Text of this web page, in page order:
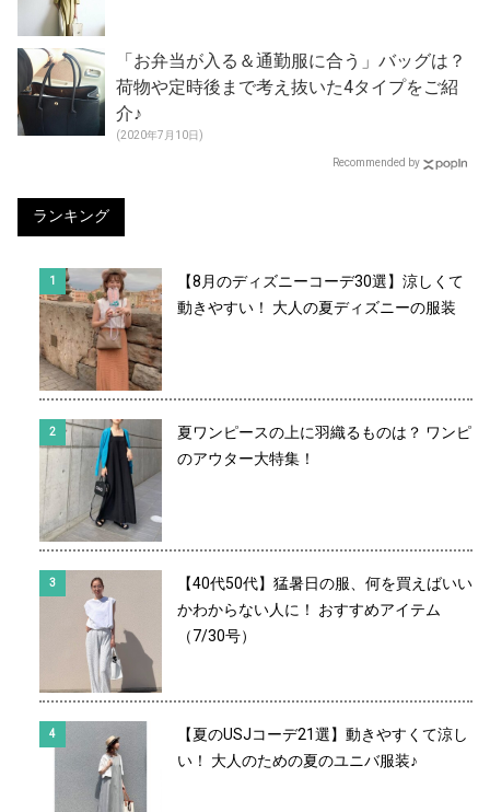
「お弁当が入る＆通勤服に合う」バッグは？
荷物や定時後まで考え抜いた4タイプをご紹
介♪
(2020年7月10日)
Recommended by
ランキング
【8月のディズニーコーデ30選】涼しくて
動きやすい！ 大人の夏ディズニーの服装
夏ワンピースの上に羽織るものは？ ワンピ
のアウター大特集！
【40代50代】猛暑日の服、何を買えばいい
かわからない人に！ おすすめアイテム
（7/30号）
【夏のUSJコーデ21選】動きやすくて涼し
い！ 大人のための夏のユニバ服装♪